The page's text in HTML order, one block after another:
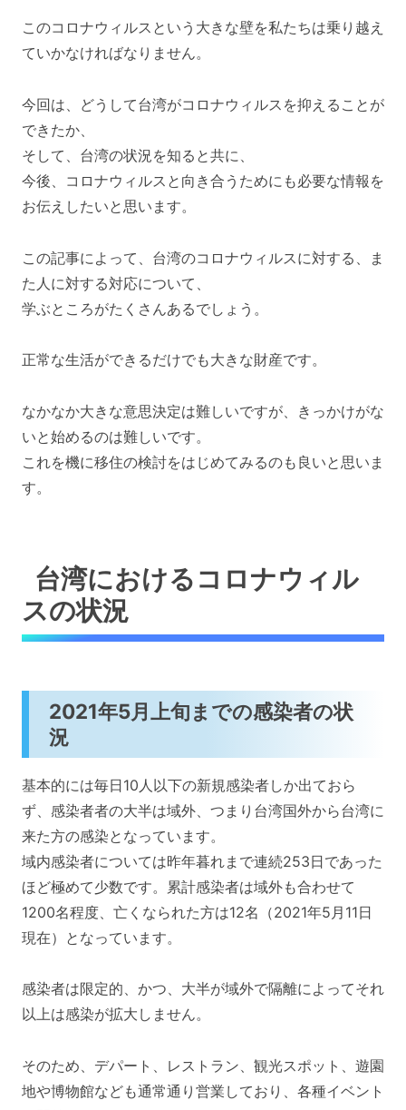
このコロナウィルスという大きな壁を私たちは乗り越え
ていかなければなりません。
今回は、どうして台湾がコロナウィルスを抑えることが
できたか、
そして、台湾の状況を知ると共に、
今後、コロナウィルスと向き合うためにも必要な情報を
お伝えしたいと思います。
この記事によって、台湾のコロナウィルスに対する、ま
た人に対する対応について、
学ぶところがたくさんあるでしょう。
正常な生活ができるだけでも大きな財産です。
なかなか大きな意思決定は難しいですが、きっかけがな
いと始めるのは難しいです。
これを機に移住の検討をはじめてみるのも良いと思いま
す。
台湾におけるコロナウィル
スの状況
2021年5月上旬までの感染者の状
況
基本的には毎日10人以下の新規感染者しか出ておら
ず、感染者者の大半は域外、つまり台湾国外から台湾に
来た方の感染となっています。
域内感染者については昨年暮れまで連続253日であった
ほど極めて少数です。累計感染者は域外も合わせて
1200名程度、亡くなられた方は12名（2021年5月11日
現在）となっています。
感染者は限定的、かつ、大半が域外で隔離によってそれ
以上は感染が拡大しません。
そのため、デパート、レストラン、観光スポット、遊園
地や博物館なども通常通り営業しており、各種イベント